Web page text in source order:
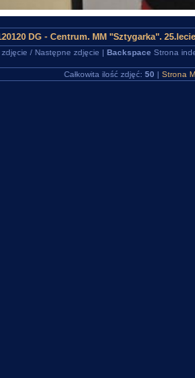
DG - Centrum. MM "Sztygarka".
/ Następne zdjęcie | Backspace Strona
Całkowita ilość zdjęć: 50 | Strona